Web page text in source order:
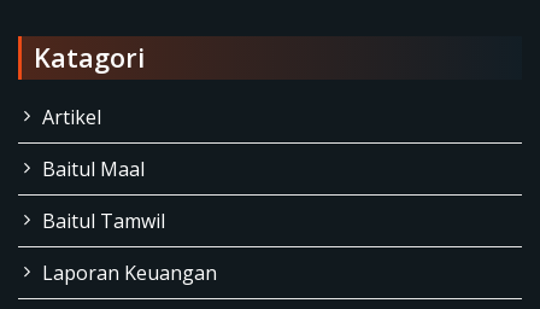
Katagori
Artikel
Baitul Maal
Baitul Tamwil
Laporan Keuangan